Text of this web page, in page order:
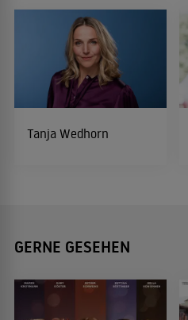
Tanja Wedhorn
GERNE GESEHEN